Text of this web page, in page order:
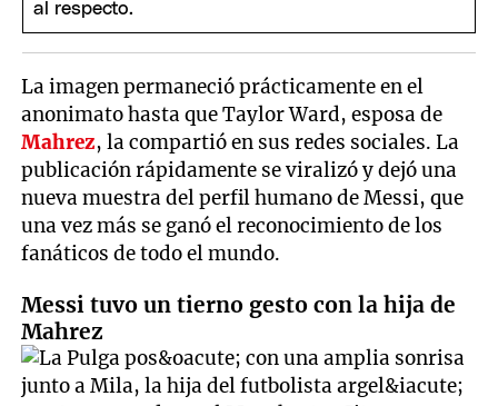
La imagen permaneció prácticamente en el
anonimato hasta que Taylor Ward, esposa de
Mahrez, la compartió en sus redes sociales. La
publicación rápidamente se viralizó y dejó una
nueva muestra del perfil humano de Messi, que
una vez más se ganó el reconocimiento de los
fanáticos de todo el mundo.
Messi tuvo un tierno gesto con la hija de
Mahrez